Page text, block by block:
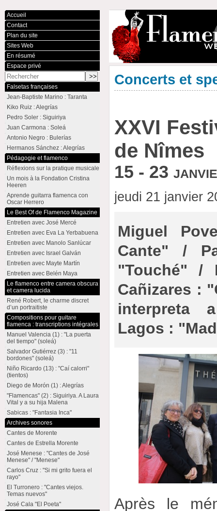
Concerts et
XXVI
de Nîmes
15 - 23
jeudi 21 janvier
Miguel
Cante" /
"Touché" /
Cañizares :
interpreta
Lagos :
Après le
Accueil
Contact
Plan du site
Sites Web
En résumé
Espace privé
Falsetas françaises
Jean-Baptiste Marino : Taranta
Kiko Ruiz : Alegrías
Pedro Soler : Siguiriya
Juan Carmona : Soleá
Antonio Negro : Bulerías
Hermanos Sánchez : Alegrías
Pédagogie et flamenco
Réflexions sur la pratique musicale
Un mois à la Fondation Cristina
Heeren
Aprende guitarra flamenca con
Oscar Herrero
Le Best Of de Flamenco Magazine
Entretien avec José Mercé
Entretien avec Eva La Yerbabuena
Entretien avec Manolo Sanlúcar
Entretien avec Israel Galván
Entretien avec Mayte Martín
Entretien avec Belén Maya
Le flamenco entre camera obscura
et camera lucida
René Robert, le charme discret
d’un portraitiste
Compositions pour guitare
flamenca : transcriptions intégrales
Manuel Valencia (1) : "La puerta
del tiempo" (soleá)
Salvador Gutiérrez (3) : "11
bordones" (soleá)
Niño Ricardo (13) : "Caí calorri"
(tientos)
Diego de Morón (1) : Alegrías
"Flamencas" (2) : Siguiriya. A Laura
Vital y a su hija Malena
Sabicas : "Fantasia Inca"
Archives sonores
Cantes de Morente
Cantes de Estrella Morente
José Menese : "Cantes de José
Menese" / "Menese"
Carlos Cruz : "Si mi grito fuera el
rayo"
El Turronero : "Cantes viejos.
Temas nuevos"
José Cala "El Poeta"